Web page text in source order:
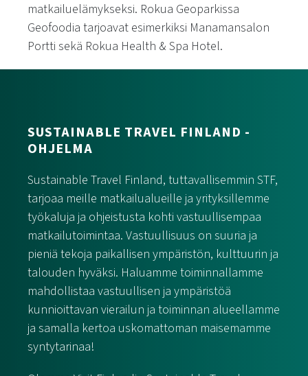
matkailuelämykseksi. Rokua Geoparkissa
Geofoodia tarjoavat esimerkiksi Manamansalon
Portti sekä Rokua Health & Spa Hotel.
SUSTAINABLE TRAVEL FINLAND -
OHJELMA
Sustainable Travel Finland, tuttavallisemmin STF,
tarjoaa meille matkailualueille ja yrityksillemme
työkaluja ja ohjeistusta kohti vastuullisempaa
matkailutoimintaa. Vastuullisuus on suuria ja
pieniä tekoja paikallisen ympäristön, kulttuurin ja
talouden hyväksi. Haluamme toiminnallamme
mahdollistaa vastuullisen ja ympäristöä
kunnioittavan vierailun ja toiminnan alueellamme
ja samalla kertoa uskomattoman maisemamme
syntytarinaa!